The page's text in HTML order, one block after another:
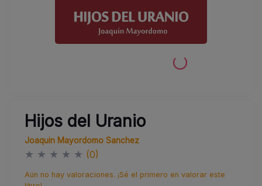
Hijos del Uranio
Joaquin Mayordomo Sanchez
★ ★ ★ ★ ★ (0)
Aún no hay valoraciones. ¡Sé el primero en valorar este